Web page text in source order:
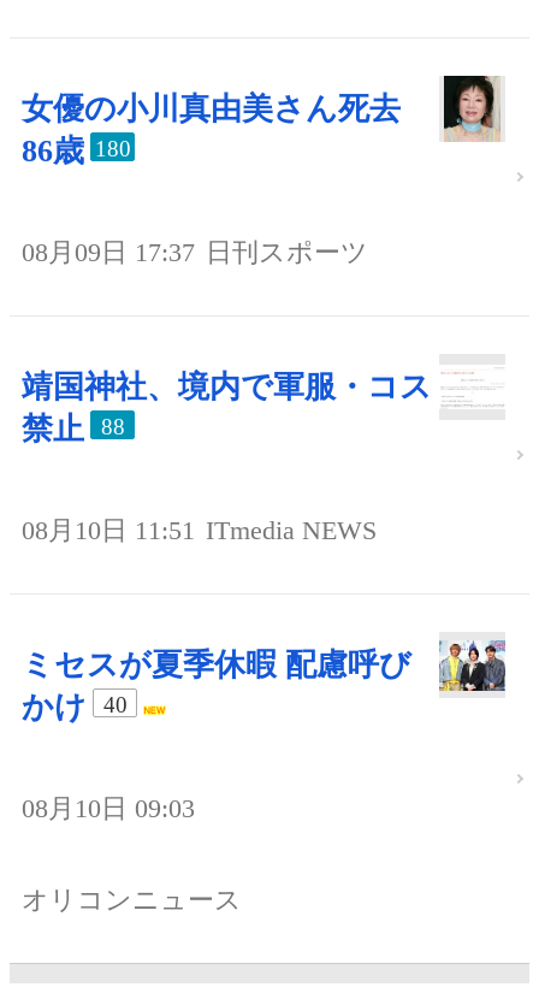
女優の小川真由美さん死去
86歳 180
08月09日 17:37 日刊スポーツ
靖国神社、境内で軍服・コス
禁止
88
08月10日 11:51 ITmedia NEWS
ミセスが夏季休暇 配慮呼び
かけ
40
08月10日 09:03
オリコンニュース